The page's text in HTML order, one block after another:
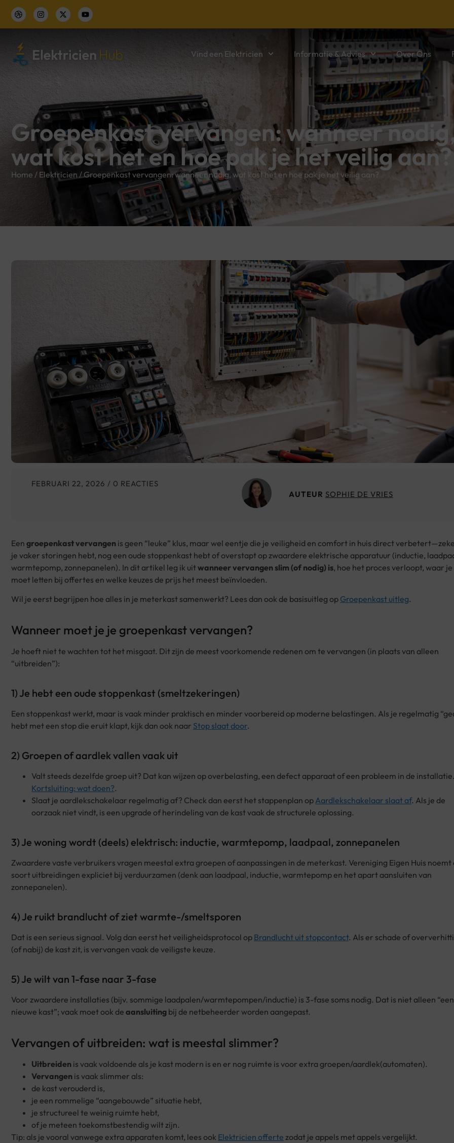
Vind een Elektricien Informatie & Advies Over Ons
Groepenkast vervangen: wanneer
wat kost het en hoe pak je het veilig aan?
Home / Elektricien/Groepenkast vervangen: wanneer nodig, wat kost het en hoe pak je het veilig aan?
FEBRUARI 22, 2026 / 0 REACTIES
AUTEUR SOPHIE DE VRIES
Een groepenkast vervangen is geen “leuke” klus, maar wel eentje die je veiligheid en comfort in huis direct
je vaker storingen hebt, nog een oude stoppenkast hebt of overstapt op zwaardere elektrische apparatuur (inductie,
warmtepomp, zonnepanelen). In dit artikel leg ik uit wanneer vervangen slim (of nodig) is, hoe het proces verloopt, waar je
moet letten bij offertes en welke keuzes de prijs het meest beïnvloeden.
Wil je eerst begrijpen hoe alles in je meterkast samenwerkt? Lees dan ook de basisuitleg op Groepenkast uitleg.
Wanneer moet je je groepenkast vervangen?
Je hoeft niet te wachten tot het misgaat. Dit zijn de meest voorkomende redenen om te vervangen (in plaats van alleen
“uitbreiden”):
1) Je hebt een oude stoppenkast (smeltzekeringen)
Een stoppenkast werkt, maar is vaak minder praktisch en minder voorbereid op moderne belastingen. Als je regelmatig
hebt met een stop die eruit klapt, kijk dan ook naar Stop slaat door.
2) Groepen of aardlek vallen vaak uit
Valt steeds dezelfde groep uit? Dat kan wijzen op overbelasting, een defect apparaat of een probleem in de
Kortsluiting: wat doen?.
Slaat je aardlekschakelaar regelmatig af? Check dan eerst het stappenplan op Aardlekschakelaar slaat af. Als je de
oorzaak niet vindt, is een upgrade of herindeling van de kast vaak de structurele oplossing.
3) Je woning wordt (deels) elektrisch: inductie, warmtepomp, laadpaal, zonnepanelen
Zwaardere vaste verbruikers vragen meestal extra groepen of aanpassingen in de meterkast. Vereniging Eigen Huis noemt
soort uitbreidingen expliciet bij verduurzamen (denk aan laadpaal, inductie, warmtepomp en het apart aansluiten van
zonnepanelen).
4) Je ruikt brandlucht of ziet warmte-/smeltsporen
Dat is een serieus signaal. Volg dan eerst het veiligheidsprotocol op Brandlucht uit stopcontact. Als er schade of
(of nabij) de kast zit, is vervangen vaak de veiligste keuze.
5) Je wilt van 1-fase naar 3-fase
Voor zwaardere installaties (bijv. sommige laadpalen/warmtepompen/inductie) is 3-fase soms nodig. Dat is niet alleen “een
nieuwe kast”; vaak moet ook de aansluiting bij de netbeheerder worden aangepast.
Vervangen of uitbreiden: wat is meestal slimmer?
Uitbreiden is vaak voldoende als je kast modern is en er nog ruimte is voor extra groepen/aardlek(automaten).
Vervangen is vaak slimmer als:
de kast verouderd is,
je een rommelige “aangebouwde” situatie hebt,
je structureel te weinig ruimte hebt,
of je meteen toekomstbestendig wilt zijn.
Tip: als je vooral vanwege extra apparaten komt, lees ook Elektricien offerte zodat je appels met appels vergelijkt.